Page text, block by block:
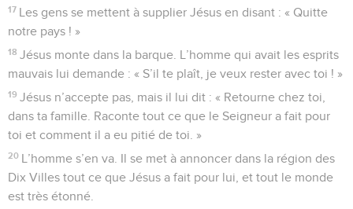
17 Les gens se mettent à supplier Jésus en disant : « Quitte
notre pays ! »
18 Jésus monte dans la barque. L’homme qui avait les esprits
mauvais lui demande : « S’il te plaît, je veux rester avec toi ! »
19 Jésus n’accepte pas, mais il lui dit : « Retourne chez toi,
dans ta famille. Raconte tout ce que le Seigneur a fait pour
toi et comment il a eu pitié de toi. »
20 L’homme s’en va. Il se met à annoncer dans la région des
Dix Villes tout ce que Jésus a fait pour lui, et tout le monde
est très étonné.